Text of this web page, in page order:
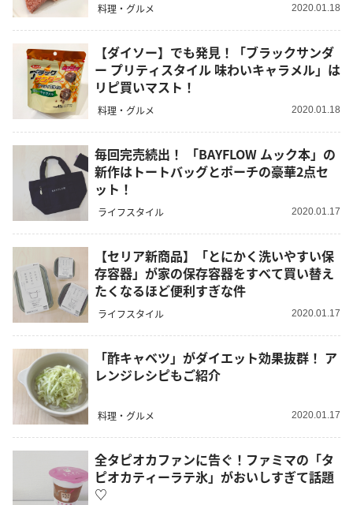
料理・グルメ 2020.01.18
【ダイソー】でも発見！「ブラックサンダ
ー プリティスタイル 味わいキャラメル」は
リピ買いマスト！
料理・グルメ 2020.01.18
毎回完売続出！ 「BAYFLOW ムック本」の
新作はトートバッグとポーチの豪華2点セ
ット！
ライフスタイル 2020.01.17
【セリア新商品】「とにかく洗いやすい保
存容器」が家の保存容器をすべて買い替え
たくなるほど便利すぎな件
ライフスタイル 2020.01.17
「酢キャベツ」がダイエット効果抜群！ ア
レンジレシピもご紹介
料理・グルメ 2020.01.17
全タピオカファンに告ぐ！ファミマの「タ
ピオカティーラテ氷」がおいしすぎて話題
♡